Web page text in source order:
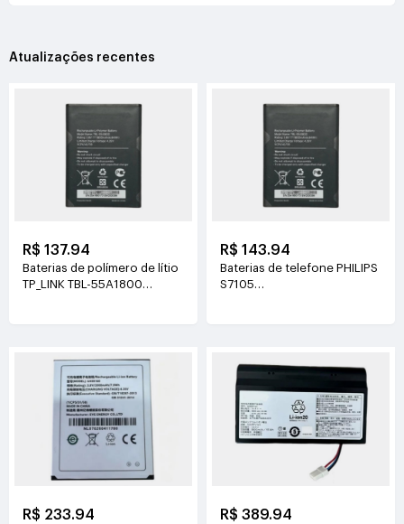
Atualizações recentes
R$ 137.94
Baterias de polímero de lítio
TP_LINK TBL-55A1800
R$ 143.94
Baterias de telefone PHILIPS
S7105
R$ 233.94 R$ 389.94